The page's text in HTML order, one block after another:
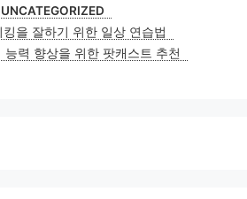
카UNCATEGORIZED
킹을 잘하기 위한 일상 연습법
능력 향상을 위한 팟캐스트 추천